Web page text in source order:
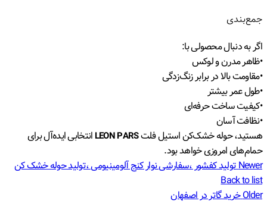
جمع‌بندی
اگر به دنبال محصولی با:
•ظاهر مدرن و لوکس
•مقاومت بالا در برابر زنگ‌زدگی
•طول عمر بیشتر
•کیفیت ساخت حرفه‌ای
•نظافت آسان
هستید، حوله خشک‌کن استیل فلتLEON PARS انتخابی ایده‌آل برای
حمام‌های امروزی خواهد بود.
Newerتولید کفشور ،سفارشی نوار کنج آلومینیومی ،تولید حوله خشک کن
Back to list
Olderخرید گاتر در اصفهان